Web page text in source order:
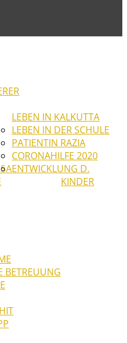
LEBEN IN KALKUTTA
LEBEN IN DER SCHULE
BETREUUNG
PATIENTIN RAZIA
CORONAHILFE 2020
ENTWICKLUNG D.
KINDER